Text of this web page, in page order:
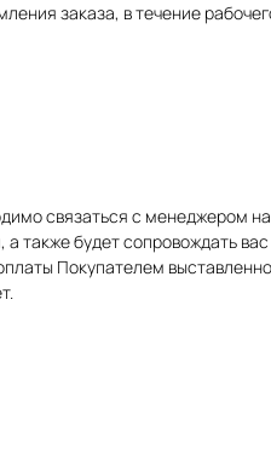
заказа, в течение
связаться с менеджером
также будет сопровождать
Покупателем